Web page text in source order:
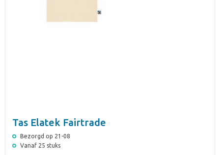
Tas Elatek Fairtrade
Bezorgd op 21-08
Vanaf 25 stuks